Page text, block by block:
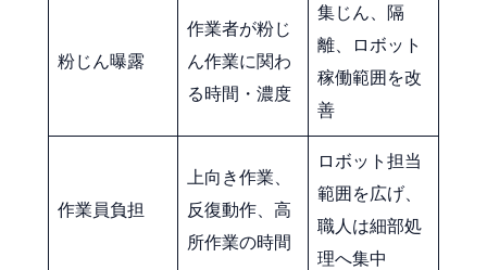
粉じん曝露
作業者が粉じ
ん作業に関わ
る時間・濃度
集じん、隔
離、ロボット
稼働範囲を改
善
作業員負担
上向き作業、
反復動作、高
所作業の時間
ロボット担当
範囲を広げ、
職人は細部処
理へ集中